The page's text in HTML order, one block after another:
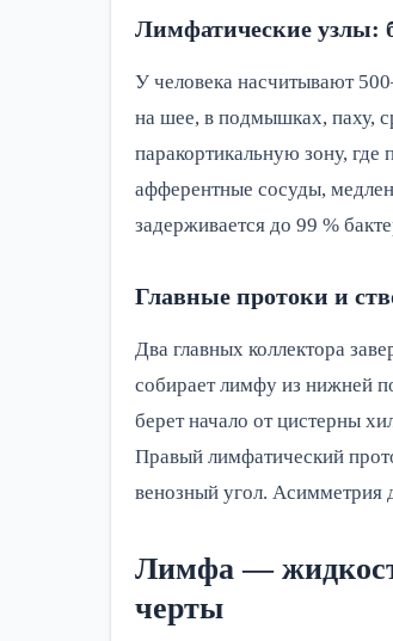
Лимфатические узлы:
У человека насчитывают
на шее, в подмышках, паху,
паракортикальную зону,
афферентные сосуды,
задерживается до 99 %
Главные протоки и
Два главных коллектора
собирает лимфу из нижней
берет начало от цистерны
Правый лимфатический
венозный угол. Асимметрия
Лимфа —
черты